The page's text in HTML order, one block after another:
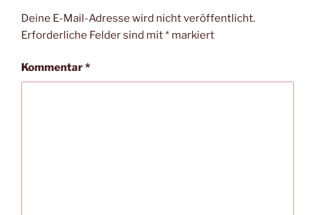
Deine E-Mail-Adresse wird nicht veröffentlicht.
Erforderliche Felder sind mit* markiert
Kommentar*